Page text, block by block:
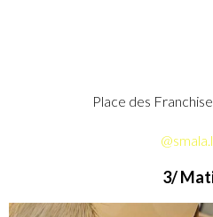
Place des
3/